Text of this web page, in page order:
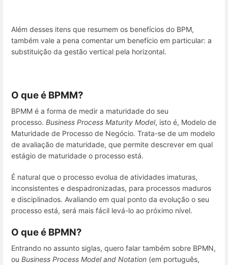
Além desses itens que resumem os benefícios do BPM,
também vale a pena comentar um benefício em particular: a
substituição da gestão vertical pela horizontal.
O que é BPMM?
BPMM é a forma de medir a maturidade do seu
processo. Business Process Maturity Model, isto é, Modelo de
Maturidade de Processo de Negócio. Trata-se de um modelo
de avaliação de maturidade, que permite descrever em qual
estágio de maturidade o processo está.
É natural que o processo evolua de atividades imaturas,
inconsistentes e despadronizadas, para processos maduros
e disciplinados. Avaliando em qual ponto da evolução o seu
processo está, será mais fácil levá-lo ao próximo nível.
O que é BPMN?
Entrando no assunto siglas, quero falar também sobre BPMN,
ou Business Process Model and Notation (em português,